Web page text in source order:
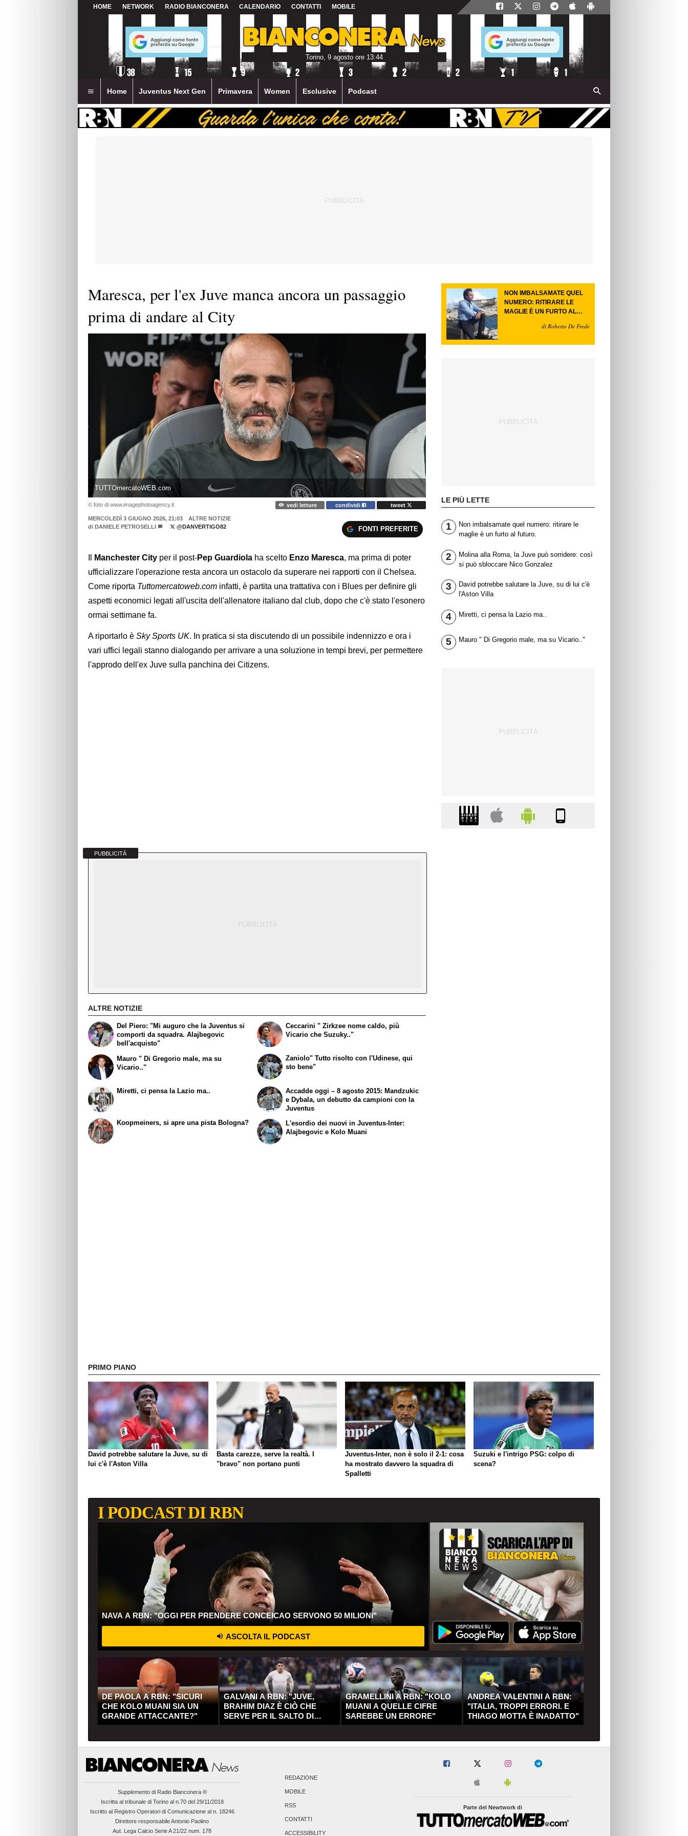
HOME NETWORK RADIO BIANCONERA CALENDARIO CONTATTI MOBILE
Torino, 9 agosto ore 13:44
Home Juventus Next Gen Primavera Women Esclusive Podcast
Maresca, per l'ex Juve manca ancora un passaggio
prima di andare al City
TUTTOmercatoWEB.com
© foto di www.imagephotoagency.it vedi letture condividi tweet
MERCOLEDÌ 3 GIUGNO 2026, 21:03
ALTRE NOTIZIE
di DANIELE PETROSELLI @DANVERTIGO82 FONTI PREFERITE
Manchester City per il post-Pep Guardiola ha scelto Enzo Maresca, ma prima di poter
ufficializzare l'operazione resta ancora un ostacolo da superare nei rapporti con il Chelsea.
Come riporta Tuttomercatoweb.com infatti, è partita una trattativa con i Blues per definire gli
aspetti economici legati all'uscita dell'allenatore italiano dal club, dopo che c'è stato l'esonero
ormai settimane fa.
A riportarlo è Sky Sports UK. In pratica si sta discutendo di un possibile indennizzo e ora i
vari uffici legali stanno dialogando per arrivare a una soluzione in tempi brevi, per permettere
l'approdo dell'ex Juve sulla panchina dei Citizens.
PUBBLICITÀ
ALTRE NOTIZIE
Del Piero: "Mi auguro che la Juventus si
comporti da squadra. Alajbegovic
bell'acquisto"
Mauro " Di Gregorio male, ma su
Vicario.."
Ceccarini " Zirkzee nome caldo, più
Vicario che Suzuky.."
Zaniolo" Tutto risolto con l'Udinese, qui
sto bene"
Miretti, ci pensa la Lazio ma..
Koopmeiners, si apre una pista Bologna?
Accadde oggi – 8 agosto 2015: Mandzukic
e Dybala, un debutto da campioni con la
Juventus
L'esordio dei nuovi in Juventus-Inter:
Alajbegovic e Kolo Muani
NON IMBALSAMATE QUEL
NUMERO: RITIRARE LE
MAGLIE È UN FURTO AL
di Roberto De Frede
LE PIÙ LETTE
1
Non imbalsamate quel numero: ritirare le
maglie è un furto al futuro.
2
Molina alla Roma, la Juve può sorridere: così
si può sbloccare Nico Gonzalez
3
David potrebbe salutare la Juve, su di lui c'è
l'Aston Villa
4 Miretti, ci pensa la Lazio ma..
5 Mauro " Di Gregorio male, ma su Vicario.."
PRIMO PIANO
David potrebbe salutare la Juve, su di
lui c'è l'Aston Villa
Basta carezze, serve la realtà. I
"bravo" non portano punti
Juventus-Inter, non è solo il 2-1: cosa
ha mostrato davvero la squadra di
Spalletti
Suzuki e l'intrigo PSG: colpo di
scena?
I PODCAST DI RBN
NAVA A RBN: "OGGI PER PRENDERE CONCEICAO SERVONO 50 MILIONI"
ASCOLTA IL PODCAST
DE PAOLA A RBN: "SICURI
CHE KOLO MUANI SIA UN
GRANDE ATTACCANTE?"
GALVANI A RBN: "JUVE,
BRAHIM DIAZ È CIÒ CHE
SERVE PER IL SALTO DI
QUALITÀ"
GRAMELLINI A RBN: "KOLO
MUANI A QUELLE CIFRE
SAREBBE UN ERRORE"
ANDREA VALENTINI A RBN:
"ITALIA, TROPPI ERRORI. E
THIAGO MOTTA È INADATTO"
Supplemento di Radio Bianconera ®
Iscritta al tribunale di Torino al n.70 del 29/11/2018
Iscritto al Registro Operatori di Comunicazione al n. 18246
Direttore responsabile Antonio Paolino
Aut. Lega Calcio Serie A 21/22 num. 178
REDAZIONE
MOBILE
RSS
CONTATTI
ACCESSIBILITY
Parte del Newtwork di